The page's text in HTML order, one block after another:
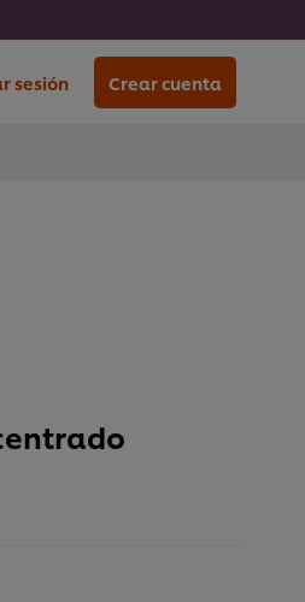
sesión Crear cuenta